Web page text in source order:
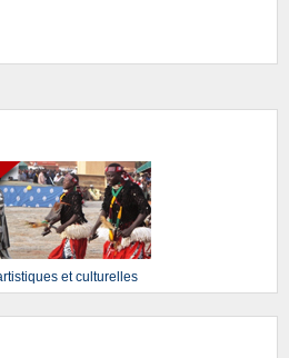
et culturelles